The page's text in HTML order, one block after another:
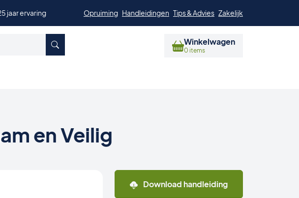
jaar ervaring Opruiming Handleidingen Tips & Advies Zakelijk
Winkelwagen
0 items
en Veilig
Download handleiding